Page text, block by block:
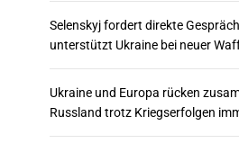
Selenskyj fordert direkte
unterstützt Ukraine bei neuer
Ukraine und Europa rücken
Russland trotz Kriegserfolgen